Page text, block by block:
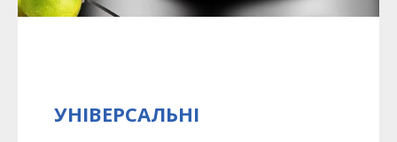
УНІВЕРСАЛЬНІ